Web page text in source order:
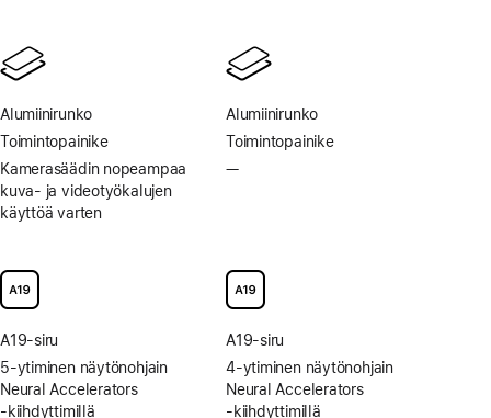
Alumiini­runko
Toimintopainike
Kamera­säädin nopeampaa
kuva‑ ja video­työ­kalujen
käyttöä varten
A19-siru
5-ytiminen näytön­ohjain
Neural Accelerators
‑kiihdyttimillä
näyttöä
Alumiini­runko
Toimintopainike
—Ei
video­
työ­
nopeampaa
käyttöä
varten
A19-siru
4-ytiminen näytön­ohjain
Neural Accelerators
‑kiihdyttimillä